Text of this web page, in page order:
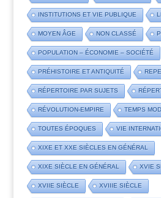
INSTITUTIONS ET VIE PUBLIQUE
MOYEN ÂGE NON CLASSÉ
POPULATION – ÉCONOMIE – SOCIÉTÉ
PRÉHISTOIRE ET ANTIQUITÉ
RÉPERTOIRE PAR SUJETS
RÉVOLUTION-EMPIRE TEMPS
TOUTES ÉPOQUES VIE
XIXE ET XXE SIÈCLES EN GÉNÉRAL
XIXE SIÈCLE EN GÉNÉRAL XVIE
XVIIE SIÈCLE XVIIIE SIÈCLE